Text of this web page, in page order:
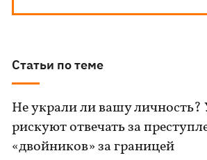
Статьи по теме
Не украли ли вашу
рискуют отвечать за
«двойников» за границей